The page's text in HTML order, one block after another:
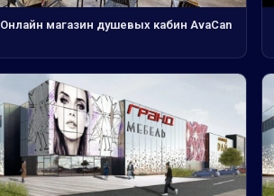
Онлайн магазин душевых кабин AvaCan